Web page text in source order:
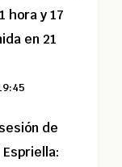
hora y 17
en 21
de